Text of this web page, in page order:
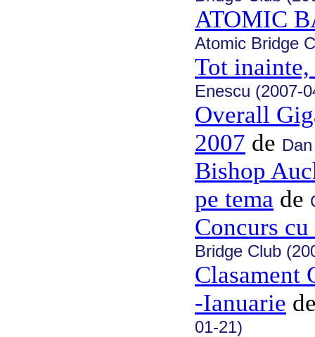
ATOMIC
Atomic Bridge
Tot
Enescu (2007-
Overall
2007 de
Bishop
pe tema de
Concurs
Bridge Club
Clasament
-Ianuarie
01-21)